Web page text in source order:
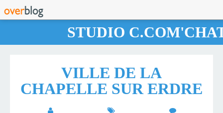
STUDIO
VILLE DE LA
CHAPELLE SUR ERDRE